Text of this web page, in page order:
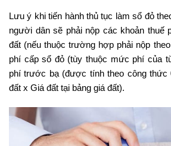
Lưu ý khi tiến hành thủ tục làm sổ đỏ
người dân sẽ phải nộp các khoản thuế
đất (nếu thuộc trường hợp phải nộp
phí cấp sổ đỏ (tùy thuộc mức phí của
phí trước bạ (được tính theo công thức
đất x Giá đất tại bảng giá đất).